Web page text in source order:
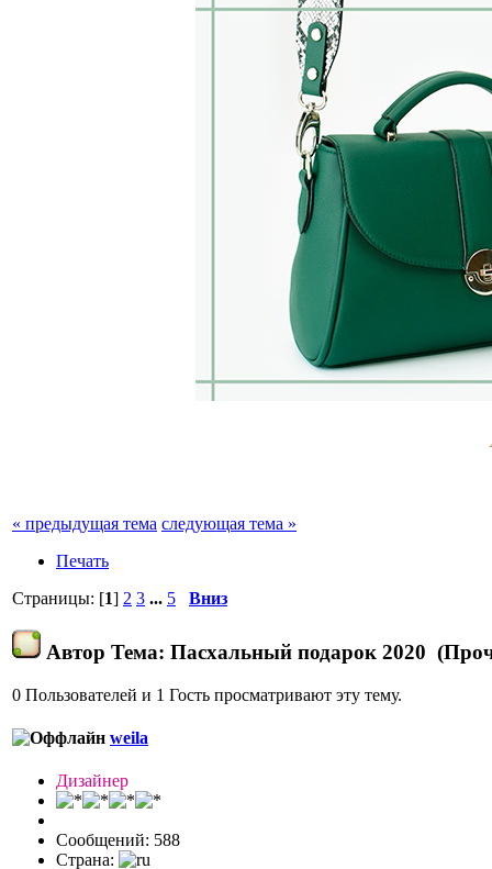
« предыдущая тема следующая тема »
Печать
Страницы: [1] 2 3 ... 5 Вниз
Автор Тема: Пасхальный подарок 2020
0 Пользователей и 1 Гость просматривают эту тему.
weila
Дизайнер
Сообщений: 588
Страна: